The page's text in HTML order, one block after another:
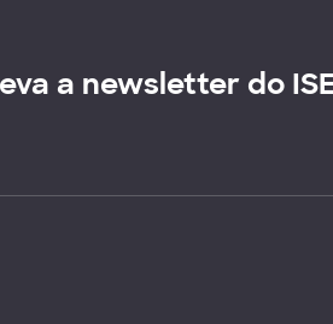
a newsletter do